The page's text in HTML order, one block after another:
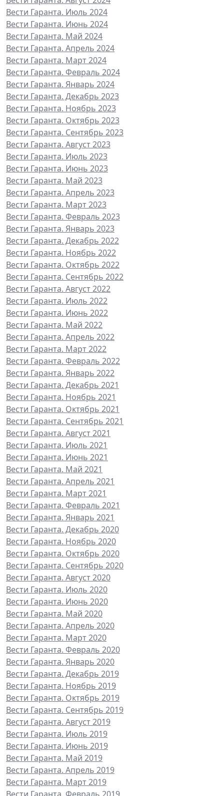
Вести Гаранта. Июль 2024
Вести Гаранта. Июнь 2024
Вести Гаранта. Май 2024
Вести Гаранта. Апрель 2024
Вести Гаранта. Март 2024
Вести Гаранта. Февраль 2024
Вести Гаранта. Январь 2024
Вести Гаранта. Декабрь 2023
Вести Гаранта. Ноябрь 2023
Вести Гаранта. Октябрь 2023
Вести Гаранта. Сентябрь 2023
Вести Гаранта. Август 2023
Вести Гаранта. Июль 2023
Вести Гаранта. Июнь 2023
Вести Гаранта. Май 2023
Вести Гаранта. Апрель 2023
Вести Гаранта. Март 2023
Вести Гаранта. Февраль 2023
Вести Гаранта. Январь 2023
Вести Гаранта. Декабрь 2022
Вести Гаранта. Ноябрь 2022
Вести Гаранта. Октябрь 2022
Вести Гаранта. Сентябрь 2022
Вести Гаранта. Август 2022
Вести Гаранта. Июль 2022
Вести Гаранта. Июнь 2022
Вести Гаранта. Май 2022
Вести Гаранта. Апрель 2022
Вести Гаранта. Март 2022
Вести Гаранта. Февраль 2022
Вести Гаранта. Январь 2022
Вести Гаранта. Декабрь 2021
Вести Гаранта. Ноябрь 2021
Вести Гаранта. Октябрь 2021
Вести Гаранта. Сентябрь 2021
Вести Гаранта. Август 2021
Вести Гаранта. Июль 2021
Вести Гаранта. Июнь 2021
Вести Гаранта. Май 2021
Вести Гаранта. Апрель 2021
Вести Гаранта. Март 2021
Вести Гаранта. Февраль 2021
Вести Гаранта. Январь 2021
Вести Гаранта. Декабрь 2020
Вести Гаранта. Ноябрь 2020
Вести Гаранта. Октябрь 2020
Вести Гаранта. Сентябрь 2020
Вести Гаранта. Август 2020
Вести Гаранта. Июль 2020
Вести Гаранта. Июнь 2020
Вести Гаранта. Май 2020
Вести Гаранта. Апрель 2020
Вести Гаранта. Март 2020
Вести Гаранта. Февраль 2020
Вести Гаранта. Январь 2020
Вести Гаранта. Декабрь 2019
Вести Гаранта. Ноябрь 2019
Вести Гаранта. Октябрь 2019
Вести Гаранта. Сентябрь 2019
Вести Гаранта. Август 2019
Вести Гаранта. Июль 2019
Вести Гаранта. Июнь 2019
Вести Гаранта. Май 2019
Вести Гаранта. Апрель 2019
Вести Гаранта. Март 2019